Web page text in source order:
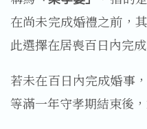
在尚未完成婚禮之前，
此選擇在居喪百日內完
若未在百日內完成婚事
等滿一年守孝期結束後